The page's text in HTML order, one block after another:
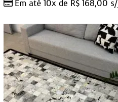
Em até 10x de R$ 168,00